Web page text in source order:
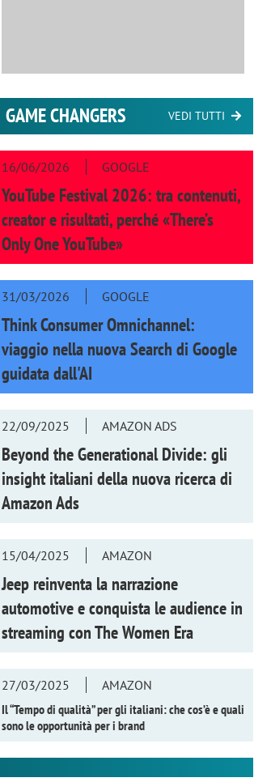
GAME CHANGERS VEDI TUTTI
16/06/2026 GOOGLE
YouTube Festival 2026: tra contenuti,
creator e risultati, perché «There’s
Only One YouTube»
31/03/2026 GOOGLE
Think Consumer Omnichannel:
viaggio nella nuova Search di Google
guidata dall'AI
22/09/2025 AMAZON ADS
Beyond the Generational Divide: gli
insight italiani della nuova ricerca di
Amazon Ads
15/04/2025 AMAZON
Jeep reinventa la narrazione
automotive e conquista le audience in
streaming conThe Women Era
27/03/2025
AMAZON
Il “Tempo di qualità” per gli italiani: che cos’è e quali
sono le opportunità per i brand